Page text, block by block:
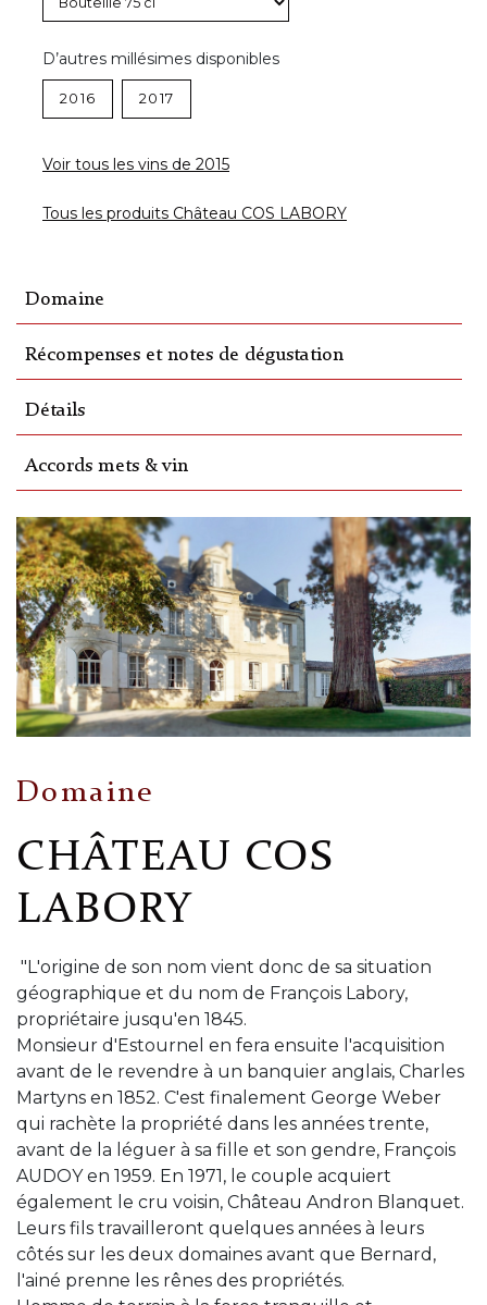
D’autres millésimes disponibles
2016 2017
Voir tous les vins de 2015
Tous les produits Château COS LABORY
Domaine
Récompenses et notes de dégustation
Détails
Accords mets & vin
Domaine
CHÂTEAU COS
LABORY
"L'origine de son nom vient donc de sa situation
géographique et du nom de François Labory,
propriétaire jusqu'en 1845.
Monsieur d'Estournel en fera ensuite l'acquisition
avant de le revendre à un banquier anglais, Charles
Martyns en 1852. C'est finalement George Weber
qui rachète la propriété dans les années trente,
avant de la léguer à sa fille et son gendre, François
AUDOY en 1959. En 1971, le couple acquiert
également le cru voisin, Château Andron Blanquet.
Leurs fils travailleront quelques années à leurs
côtés sur les deux domaines avant que Bernard,
l'ainé prenne les rênes des propriétés.